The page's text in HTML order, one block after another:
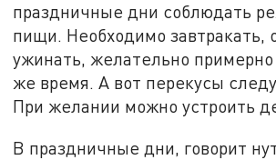
праздничные дни соблюдать
пищи. Необходимо завтракать,
ужинать, желательно примерно
же время. А вот перекусы
При желании можно устроить
В праздничные дни, говорит